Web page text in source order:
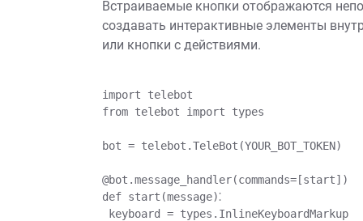
Встраиваемые кнопки отображаются
создавать интерактивные элементы
или кнопки с действиями.
import telebot
from telebot import types
bot = telebot.TeleBot(YOUR_BOT_TOKEN)
@bot.message_handler(commands=[start])
def start(message)⁚
keyboard = types.InlineKeyboardMarkup